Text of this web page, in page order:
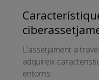
L’assetjament a
adquireix
entorns: